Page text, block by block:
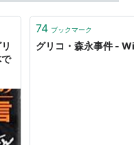
遠い事件という感覚
。その一…
74 ブックマーク
グリコ・森永事件 -